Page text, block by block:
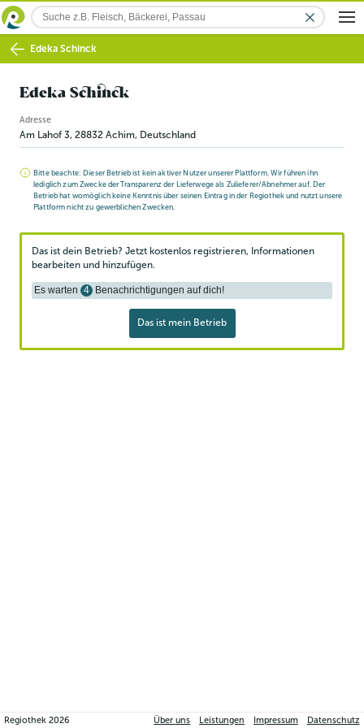
Edeka Schinck
Edeka Schinck
Adresse
Am Lahof 3, 28832 Achim, Deutschland
Bitte beachte: Dieser Betrieb ist kein aktiver Nutzer unserer Plattform. Wir führen ihn
lediglich zum Zwecke der Transparenz der Lieferwege als Zulieferer/Abnehmer auf. Der
Betrieb hat womöglich keine Kenntnis über seinen Eintrag in der Regiothek und nutzt unsere
Plattform nicht zu gewerblichen Zwecken.
Das ist dein Betrieb? Jetzt kostenlos registrieren, Informationen
bearbeiten und hinzufügen.
Es warten 4 Benachrichtigungen auf dich!
Das ist mein Betrieb
Regiothek2026 Über uns Leistungen Impressum Datenschutz